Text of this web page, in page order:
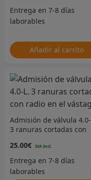
Añadir al carrito
Admisión de válvula
3 ranuras cortadas con
25.00€